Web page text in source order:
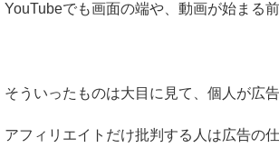
YouTubeでも画面の端や、動画が始まる
そういったものは大目に見て、個人が広
アフィリエイトだけ批判する人は広告の